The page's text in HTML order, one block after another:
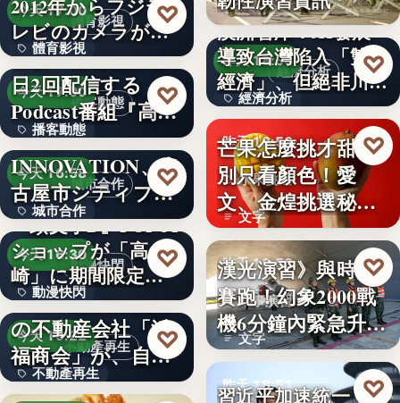
4,550,085
體育影視
今天 17:00
體育影視
99
2012年からフジテ
レビのカメラが追
い続け…
♡
播客動態
今天 17:00
播客動態
文字
俳優・高橋健介が1
日2回配信する
Podcast番組『高
橋…
♡
城市合作
今天 16:58
城市合作
文字
NEXT
INNOVATION、名
古屋市シティプロ
モーシ…
♡
動漫快閃
今天 16:30
動漫快閃
366
『頭文字D』POPUP
ショップが「高
崎」に期間限定で
登場…
♡
不動產再生
今天 16:22
不動產再生
1970年創業の長崎
の不動産会社「浜
福商会」が、自ら
再生…
♡
經濟分析
昨天 18:54
經濟分析
40%
澳洲智庫：AI發展
導致台灣陷入「雙速
經濟」、但絕非川普
所…
♡
昨天 18:53
水果挑選
文字
芒果怎麼挑才甜？
別只看顏色！愛
文、金煌挑選秘訣
曝光，買回…
♡
昨天 18:53
軍事演習
文字
漢光演習》與時間
賽跑！幻象2000戰
機6分鐘內緊急升
空…
♡
昨天 18:51
習近平加速統一？♡